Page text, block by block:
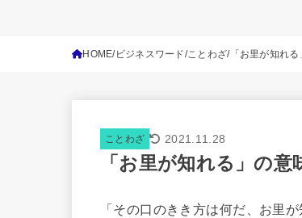
HOME ビジネスワード ことわざ 「お里が知れる
ことわざ 2021.11.28
「お里が知れる」の
「その口のきき方は何だ、お里